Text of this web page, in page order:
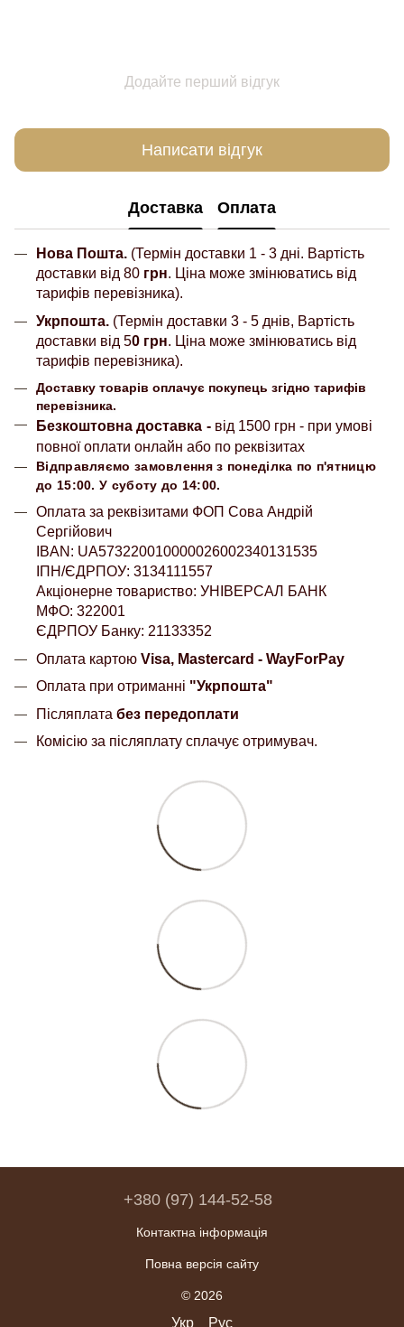
Додайте перший відгук
Написати відгук
Доставка Оплата
Нова Пошта. (Термін доставки 1 - 3 дні. Вартість
доставки від 80 грн. Ціна може змінюватись від
тарифів перевізника).
Укрпошта. (Термін доставки 3 - 5 днів, Вартість
доставки від 50 грн. Ціна може змінюватись від
тарифів перевізника).
Доставку товарів оплачує покупець згідно тарифів
перевізника.
Безкоштовна доставка - від 1500 грн - при умові
повної оплати онлайн або по реквізитах
Відправляємо замовлення з понеділка по п'ятницю
до 15:00. У суботу до 14:00.
Оплата за реквізитами ФОП Сова Андрій
Сергійович
IBAN: UA573220010000026002340131535
ІПН/ЄДРПОУ: 3134111557
Акціонерне товариство: УНІВЕРСАЛ БАНК
МФО: 322001
ЄДРПОУ Банку: 21133352
Оплата картою Visa, Mastercard - WayForPay
Оплата при отриманні "Укрпошта"
Післяплата без передоплати
Комісію за післяплату сплачує отримувач.
+380 (97) 144-52-58
Контактна інформація
Повна версія сайту
© 2026
Укр Рус